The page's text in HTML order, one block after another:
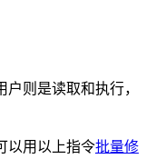
则是读取和执行，
以用以上指令批量修